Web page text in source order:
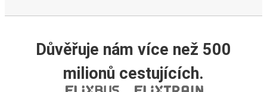
Důvěřuje nám více než 500
milionů cestujících.